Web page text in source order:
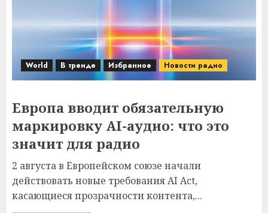
World В тренде Избранное Новости радио
Европа вводит обязательную
маркировку AI-аудио: что это
значит для радио
2 августа в Европейском союзе начали
действовать новые требования AI Act,
касающиеся прозрачности контента,...